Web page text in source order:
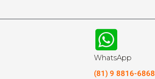
WhatsApp
(81) 9 8816-6868